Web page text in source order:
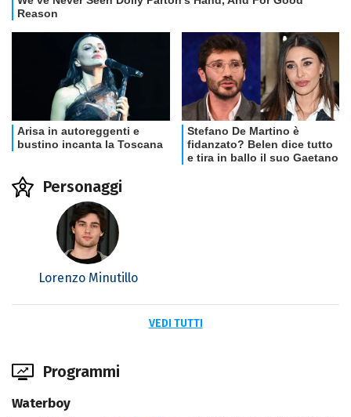
Personaggi
Lorenzo Minutillo
VEDI TUTTI
Programmi
Waterboy